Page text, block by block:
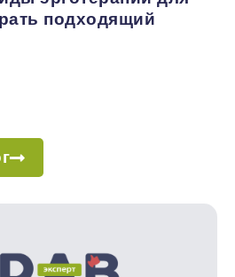
подходящий